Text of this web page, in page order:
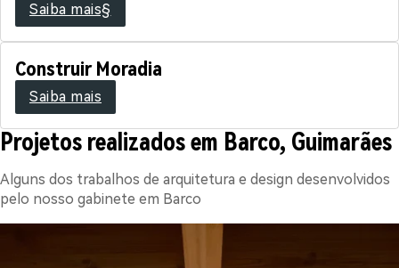
Saiba mais§
Construir Moradia
Saiba mais
Projetos realizados em Barco, Guimarães
Alguns dos trabalhos de arquitetura e design desenvolvidos
pelo nosso gabinete em Barco